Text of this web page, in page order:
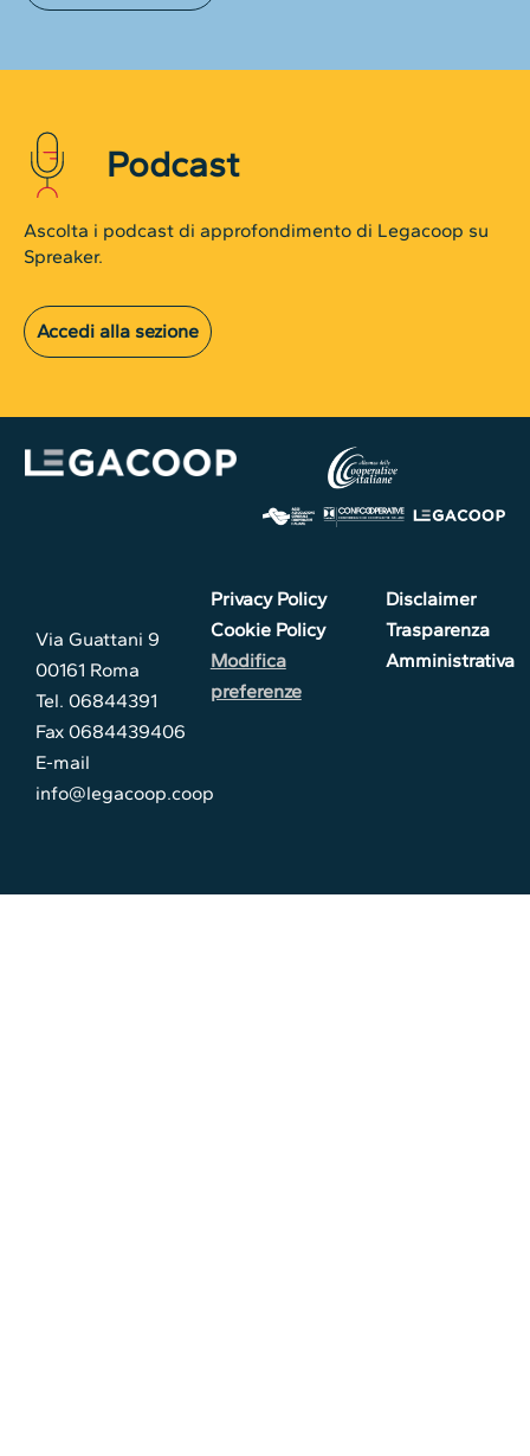
Podcast
Ascolta i podcast di approfondimento di Legacoop su
Spreaker.
Accedi alla sezione
Via Guattani 9
00161 Roma
Tel. 06844391
Fax 0684439406
E-mail
info@legacoop.coop
Privacy Policy
Cookie Policy
Modifica
preferenze
Disclaimer
Trasparenza
Amministrativa